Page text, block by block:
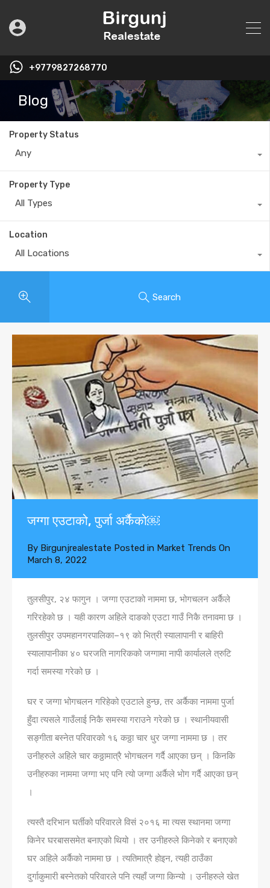
+9779827268770
Blog
Property Status
Any
Property Type
All Types
Location
All Locations
Search
जग्गा एउटाको, पुर्जा अर्कैको￼
By Birgunjrealestate Posted in Market Trends On
March 8, 2022
तुलसीपुर, २४ फागुन । जग्गा एउटाको नाममा छ, भोगचलन अर्कैले
गरिरहेको छ । यही कारण अहिले दाङको एउटा गाउँ निकै तनावमा छ ।
तुलसीपुर उपमहानगरपालिका–१९ को भित्री स्यालापानी र बाहिरी
स्यालापानीका ४० घरजति नागरिकको जग्गामा नापी कार्यालले त्रुटि
गर्दा समस्या गरेको छ ।
घर र जग्गा भोगचलन गरिहेको एउटाले हुन्छ, तर अर्कैका नाममा पुर्जा
हुँदा त्यसले गाउँलाई निकै समस्या गराउने गरेको छ । स्थानीयवासी
सङ्गीता बस्नेत परिवारको १६ कठ्ठा चार धुर जग्गा नाममा छ । तर
उनीहरुले अहिले चार कठ्ठामात्रै भोगचलन गर्दै आएका छन् । किनकि
उनीहरुका नाममा जग्गा भए पनि त्यो जग्गा अर्कैले भोग गर्दै आएका छन्
।
त्यस्तै दरिभान घर्तीको परिवारले विसं २०१६ मा त्यस स्थानमा जग्गा
किनेर घरबाससमेत बनाएको थियो । तर उनीहरुले किनेको र बनाएको
घर अहिले अर्कैको नाममा छ । त्यतिमात्रै होइन, त्यही ठाउँका
दुर्गाकुमारी बस्नेतको परिवारले पनि त्यहाँ जग्गा किन्यो । उनीहरुले खेत